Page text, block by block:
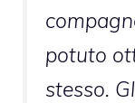
potuto
stesso.